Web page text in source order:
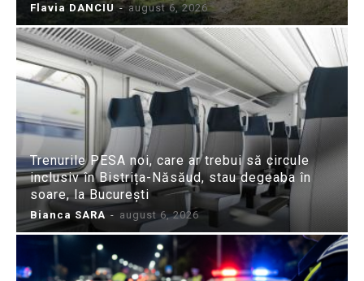
Flavia DANCIU - august 6, 2026
Trenurile PESA noi, care ar trebui să circule
inclusiv în Bistrița-Năsăud, stau degeaba în
soare, la București
Bianca SARA - august 6, 2026